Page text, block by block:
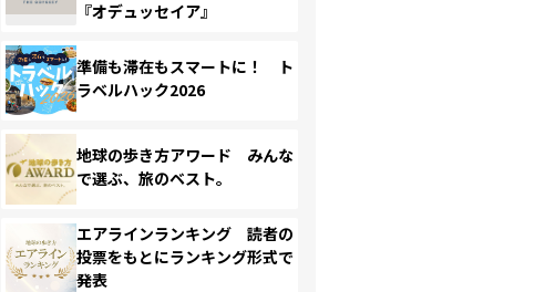
『オデュッセイア』
準備も滞在もスマートに！ ト
ラベルハック2026
地球の歩き方アワード みんな
で選ぶ、旅のベスト。
エアラインランキング 読者の
投票をもとにランキング形式で
発表